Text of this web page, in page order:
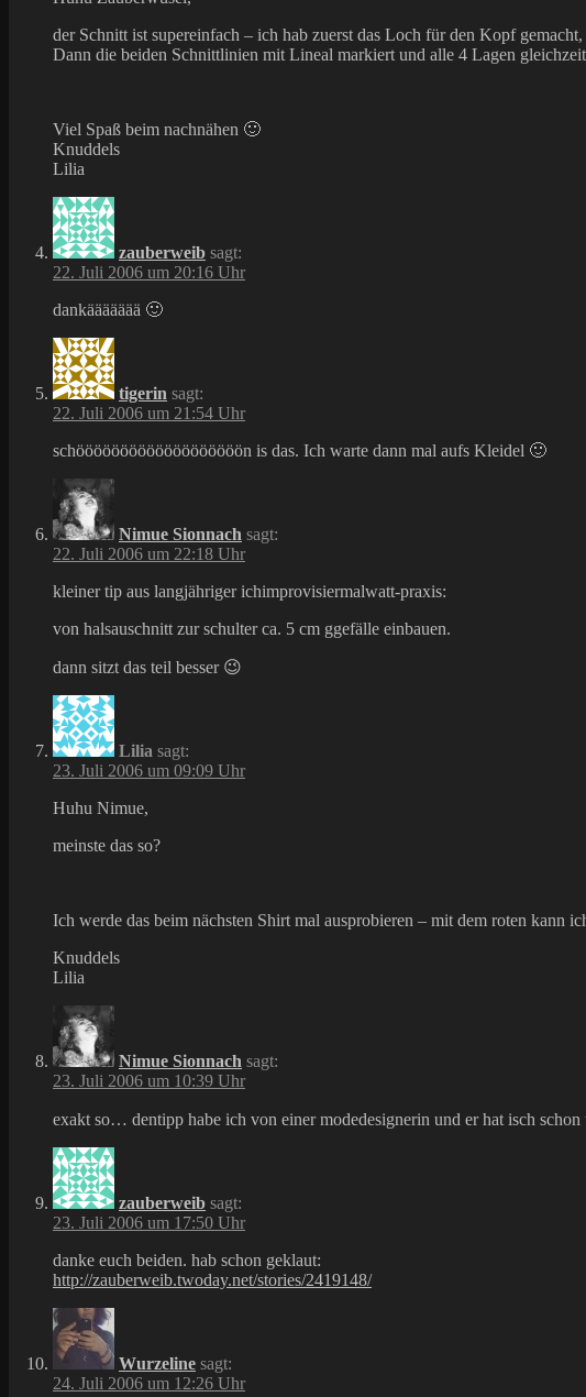
der Schnitt ist supereinfach – ich hab zuerst das Loch für den Kopf
Dann die beiden Schnittlinien mit Lineal markiert und alle 4 Lagen
Viel Spaß beim nachnähen 🙂
Knuddels
Lilia
zauberweib sagt:
22. Juli 2006 um 20:16 Uhr
dankäääääää 🙂
tigerin sagt:
22. Juli 2006 um 21:54 Uhr
schööööööööööööööööööön is das. Ich warte dann mal aufs Kleidel 🙂
Nimue Sionnach sagt:
22. Juli 2006 um 22:18 Uhr
kleiner tip aus langjähriger ichimprovisiermalwatt-praxis:
von halsauschnitt zur schulter ca. 5 cm ggefälle einbauen.
dann sitzt das teil besser 😉
Lilia sagt:
23. Juli 2006 um 09:09 Uhr
Huhu Nimue,
meinste das so?
Ich werde das beim nächsten Shirt mal ausprobieren – mit dem roten
Knuddels
Lilia
Nimue Sionnach sagt:
23. Juli 2006 um 10:39 Uhr
exakt so… dentipp habe ich von einer modedesignerin und er hat isch
zauberweib sagt:
23. Juli 2006 um 17:50 Uhr
danke euch beiden. hab schon geklaut:
http://zauberweib.twoday.net/stories/2419148/
Wurzeline sagt:
24. Juli 2006 um 12:26 Uhr